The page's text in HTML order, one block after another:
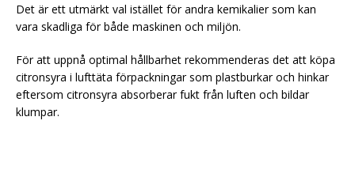
Det är ett utmärkt val istället för andra kemikalier som kan
vara skadliga för både maskinen och miljön.
För att uppnå optimal hållbarhet rekommenderas det att köpa
citronsyra i lufttäta förpackningar som plastburkar och hinkar
eftersom citronsyra absorberar fukt från luften och bildar
klumpar.